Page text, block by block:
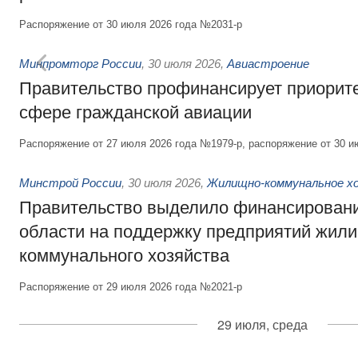
Распоряжение от 30 июля 2026 года №2031-р
Минпромторг России, 30 июля 2026, Авиастроение
Правительство профинансирует
сфере гражданской авиации
Распоряжение от 27 июля 2026 года №1979-р, распоряжение от 30
Минстрой России, 30 июля 2026, Жилищно-коммунальное
Правительство выделило
области на поддержку предприятий
коммунального хозяйства
Распоряжение от 29 июля 2026 года №2021-р
29 июля, среда